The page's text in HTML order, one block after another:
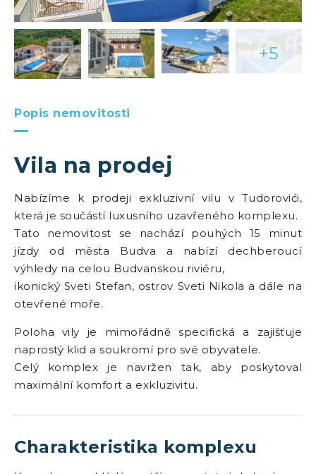
+5
Popis nemovitosti
Vila na prodej
Nabízíme k prodeji exkluzivní vilu v Tudorovići,
která je součástí luxusního uzavřeného komplexu.
Tato nemovitost se nachází pouhých 15 minut
jízdy od města Budva a nabízí dechberoucí
výhledy na celou Budvanskou riviéru,
ikonický Sveti Stefan, ostrov Sveti Nikola a dále na
otevřené moře.
Poloha vily je mimořádně specifická a zajišťuje
naprostý klid a soukromí pro své obyvatele.
Celý komplex je navržen tak, aby poskytoval
maximální komfort a exkluzivitu.
Charakteristika komplexu